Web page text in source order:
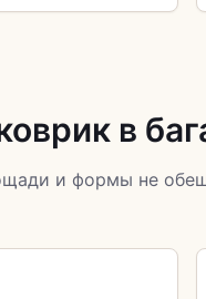
в
и формы не